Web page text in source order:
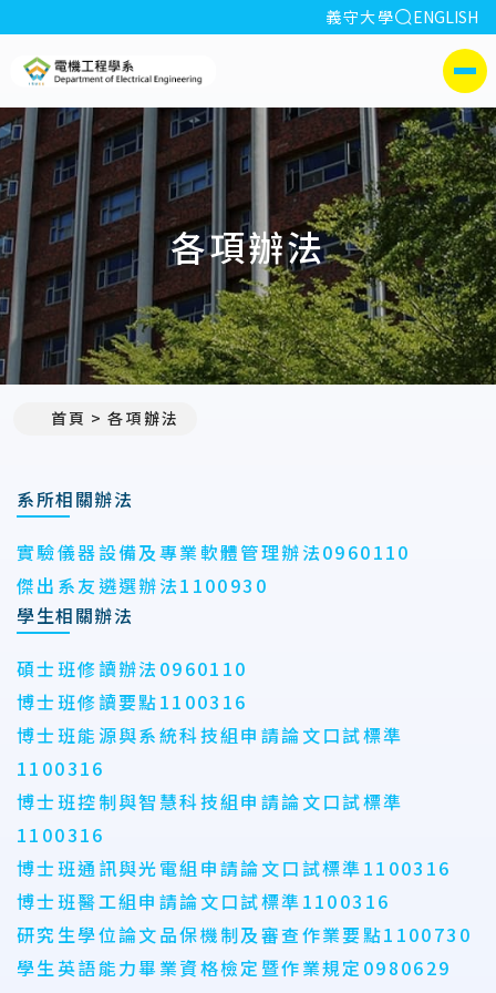
:::
義守大學 全站搜索
ENGLISH
側選單
各項辦法
首頁 各項辦法
系所相關辦法
實驗儀器設備及專業軟體管理辦法0960110
傑出系友遴選辦法1100930
學生相關辦法
碩士班修讀辦法0960110
博士班修讀要點1100316
博士班能源與系統科技組申請論文口試標準
1100316
博士班控制與智慧科技組申請論文口試標準
1100316
博士班通訊與光電組申請論文口試標準1100316
博士班醫工組申請論文口試標準1100316
研究生學位論文品保機制及審查作業要點1100730
學生英語能力畢業資格檢定暨作業規定0980629